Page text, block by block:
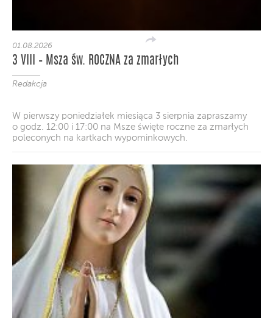
01.08.2026
3 VIII – Msza św. ROCZNA za zmarłych
Redakcja
W pierwszy poniedziałek miesiąca 3 sierpnia zapraszamy
o godz. 12:00 i 17:00 na Msze święte roczne za zmarłych
poleconych na kartkach wypominkowych.